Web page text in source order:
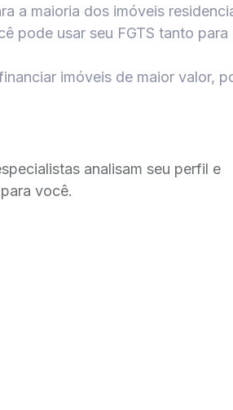
a maioria dos imóveis
pode usar seu FGTS tanto para
imóveis de maior valor,
analisam seu perfil e
você.